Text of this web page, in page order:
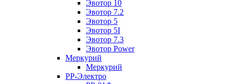
Эвотор 10
Эвотор 7.2
Эвотор 5
Эвотор 5I
Эвотор 7.3
Эвотор Power
Меркурий
Меркурий
РР-Электро